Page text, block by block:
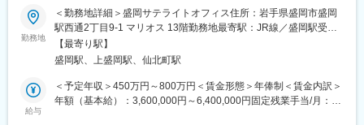
れながら成長できる環境です。
■働く環境
本社は日本橋駅直結のオフィス。社内にはマッサージルームや昼
食支援制度を備え、リフレッシュ休暇や資格取得支援制度も充
実。男女問わず育休取得実績があり、長期的に働きやすい職場で
す。
＼MAツールを「使う側」から「設計・改善する側」へステップア
ップしたい、提案だけでなく、導入後の活用・成果創出まで関わ
りたい方へ／
◎MA運用に留まらない、設計～改善までの一貫した関与
◎Salesforce最新ソリューションに触れ続けられる専門性の深化
◎顧客と長期的に向き合う伴走型コンサルティング
勤務地
＜勤務地詳細＞盛岡サテライトオフィス住所：岩手県盛岡市盛岡
駅西通2丁目9-1 マリオス 13階勤務地最寄駅：JR線／盛岡駅受動
喫煙対策：屋内全面禁煙変更の範囲：会社の定める事業所（リモ
ートワーク含む）
【最寄り駅】
盛岡駅、上盛岡駅、仙北町駅
給与
＜予定年収＞450万円～800万円＜賃金形態＞年俸制＜賃金内訳＞
年額（基本給）：3,600,000円～6,400,000円固定残業手当/月：